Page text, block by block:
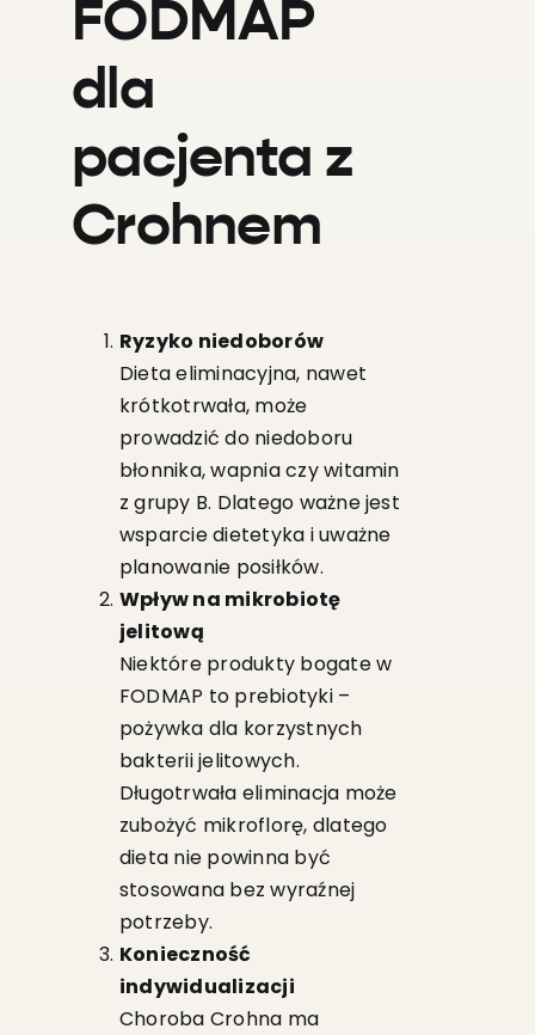
FODMAP
dla
pacjenta z
Crohnem
Ryzyko niedoborów
Dieta eliminacyjna, nawet
krótkotrwała, może
prowadzić do niedoboru
błonnika, wapnia czy witamin
z grupy B. Dlatego ważne jest
wsparcie dietetyka i uważne
planowanie posiłków.
Wpływ na mikrobiotę
jelitową
Niektóre produkty bogate w
FODMAP to prebiotyki –
pożywka dla korzystnych
bakterii jelitowych.
Długotrwała eliminacja może
zubożyć mikroflorę, dlatego
dieta nie powinna być
stosowana bez wyraźnej
potrzeby.
Konieczność
indywidualizacji
Choroba Crohna ma